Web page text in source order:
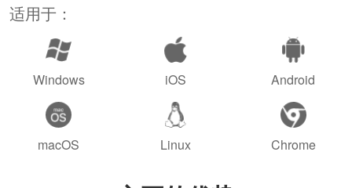
适用于：
Windows iOS Android
macOS Linux Chrome